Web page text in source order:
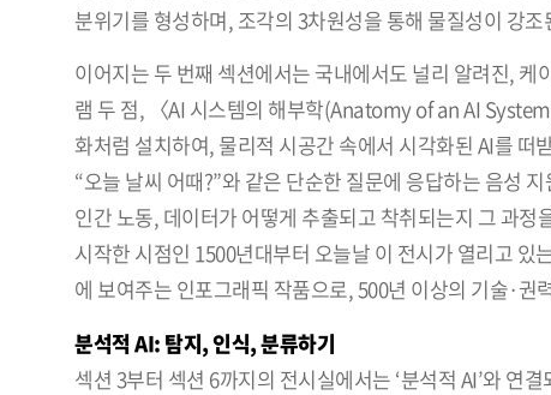
분위기를 형성하며, 조각의 3차원성을 통해 물질성이 강조
이어지는 두 번째 섹션에서는 국내에서도 널리 알려진,
램 두 점, 〈AI 시스템의 해부학(Anatomy of an AI
화처럼 설치하여, 물리적 시공간 속에서 시각화된 AI를
“오늘 날씨 어때?”와 같은 단순한 질문에 응답하는 음성
인간 노동, 데이터가 어떻게 추출되고 착취되는지 그 과
시작한 시점인 1500년대부터 오늘날 이 전시가 열리고
에 보여주는 인포그래픽 작품으로, 500년 이상의 기술·
분석적 AI: 탐지, 인식, 분류하기
섹션 3부터 섹션 6까지의 전시실에서는 ‘분석적 AI’와 연